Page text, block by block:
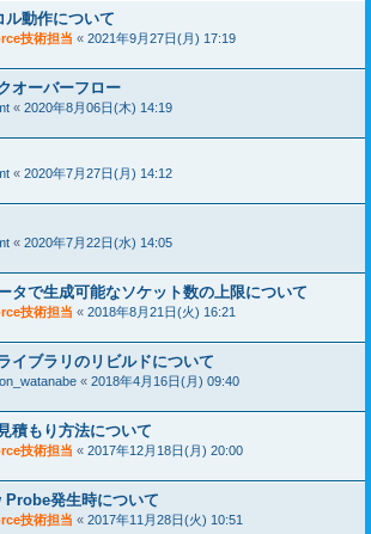
ル動作について
技術担当 « 2021年9月27日(月) 17:19
オーバーフロー
« 2020年8月06日(木) 14:19
« 2020年7月27日(月) 14:12
« 2020年7月22日(水) 14:05
タで生成可能なソケット数の上限について
技術担当 « 2018年8月21日(火) 16:21
イブラリのリビルドについて
« 2018年4月16日(月) 09:40
積もり方法について
技術担当 « 2017年12月18日(月) 20:00
発生時について
技術担当 « 2017年11月28日(火) 10:51